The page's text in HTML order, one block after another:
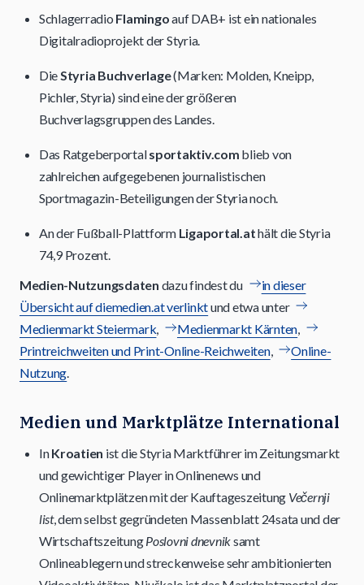
Schlagerradio Flamingoauf DAB+ ist ein nationales
Digitalradioprojekt der Styria.
DieStyria Buchverlage(Marken: Molden, Kneipp,
Pichler, Styria) sind eine der größeren
Buchverlagsgruppen des Landes.
Das Ratgeberportalsportaktiv.com blieb von
zahlreichen aufgegebenen journalistischen
Sportmagazin-Beteiligungen der Styria noch.
An der Fußball-Plattform Ligaportal.athält die Styria
74,9 Prozent.
Medien-Nutzungsdaten dazu findest du
in dieser
Übersicht auf diemedien.at verlinktund etwa unter
Medienmarkt Steiermark, Medienmarkt Kärnten,
Printreichweiten und Print-Online-Reichweiten,
Online-
Nutzung.
Medien und Marktplätze International
InKroatien ist die Styria Marktführer im Zeitungsmarkt
und gewichtiger Player in Onlinenews und
Onlinemarktplätzen mit der Kauftageszeitung Večernji
list, dem selbst gegründeten Massenblatt 24sata und der
WirtschaftszeitungPoslovni dnevniksamt
Onlineablegern und streckenweise sehr ambitionierten